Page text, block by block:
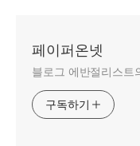
페이퍼온넷
블로그 에반절리스트
구독하기